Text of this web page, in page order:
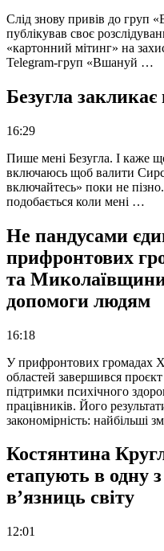
Слід знову привів до груп
публікував своє
«картонний мітинг» на
Telegram-груп «Вшануй …
Безугла
16:29
Пише мені Безугла. І каже
включаюсь щоб валити
включайтесь» поки не
подобається коли мені …
Не пандусами
прифронтових
та Миколаївщини
допомоги людям
16:18
У прифронтових громадах
областей завершився проєкт
підтримки психічного
працівників. Його
закономірність: найбільші
Костянтина
етапують в одну
в’язниць світу
12:01